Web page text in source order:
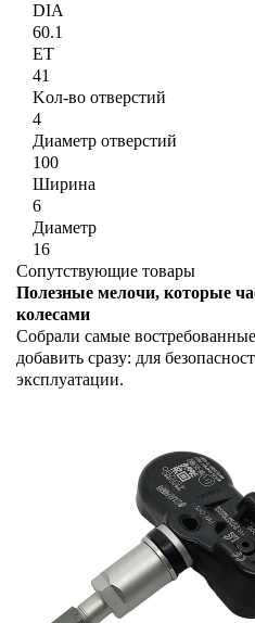
DIA
60.1
ET
41
Kол-во отверстий
4
Диаметр отверстий
100
Ширина
6
Диаметр
16
Сопутствующие товары
Полезные мелочи, которые
колесами
Собрали самые
добавить сразу: для
эксплуатации.